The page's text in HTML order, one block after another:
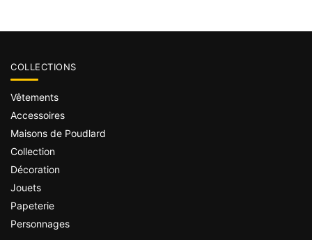
COLLECTIONS
Vêtements
Accessoires
Maisons de Poudlard
Collection
Décoration
Jouets
Papeterie
Personnages